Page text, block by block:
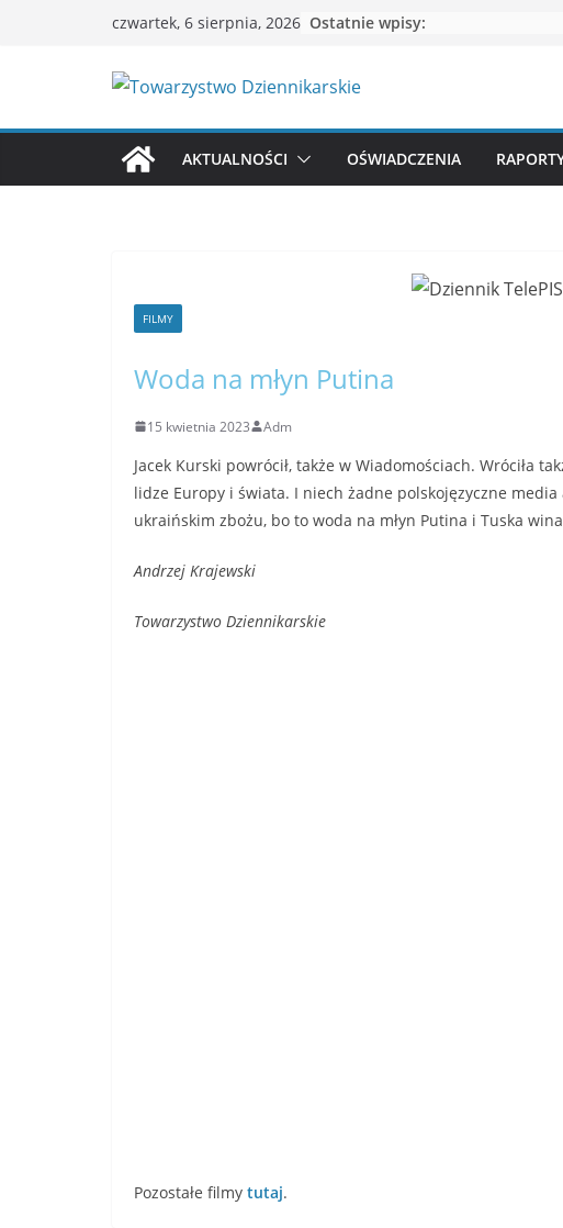
czwartek, 6 sierpnia, 2026 Ostatnie wpisy:
AKTUALNOŚCI OŚWIADCZENIA
FILMY
Woda na młyn Putina
15 kwietnia 2023 Adm
Jacek Kurski powrócił, także w Wiadomościach. Wróciła
lidze Europy i świata. I niech żadne polskojęzyczne
ukraińskim zbożu, bo to woda na młyn Putina i Tuska
Andrzej Krajewski
Towarzystwo Dziennikarskie
Pozostałe filmy tutaj.